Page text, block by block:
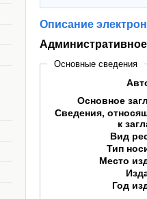
Описание
Основные сведения
Основное
Сведения,
к
Вид
Тип
Место
Год